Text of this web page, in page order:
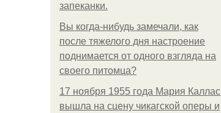
запеканки.
Вы когда-нибудь замечали, как
после тяжелого дня настроение
поднимается от одного взгляда на
своего питомца?
17 ноября 1955 года Мария Каллас
вышла на сцену чикагской оперы и